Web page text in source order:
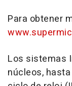
Para obtener
Los sistemas
núcleos,